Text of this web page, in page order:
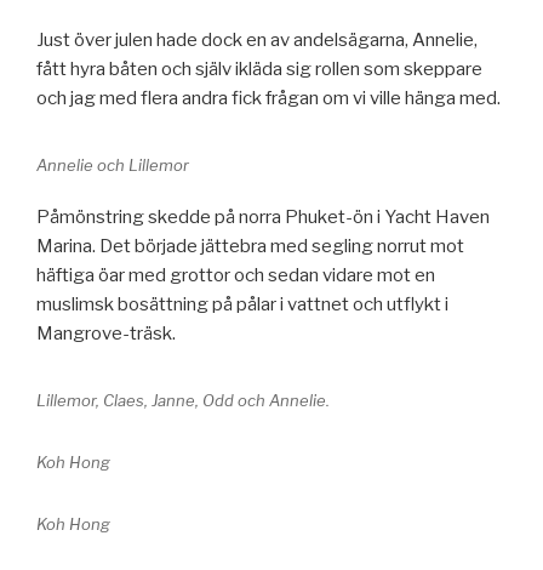
Just över julen hade dock en av andelsägarna, Annelie,
fått hyra båten och själv ikläda sig rollen som skeppare
och jag med flera andra fick frågan om vi ville hänga med.
Annelie och Lillemor
Påmönstring skedde på norra Phuket-ön i Yacht Haven
Marina. Det började jättebra med segling norrut mot
häftiga öar med grottor och sedan vidare mot en
muslimsk bosättning på pålar i vattnet och utflykt i
Mangrove-träsk.
Lillemor, Claes, Janne, Odd och Annelie.
Koh Hong
Koh Hong